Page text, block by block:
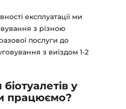
експлуатації ми
з різною
послуги до
з виїздом 1-2
у
працюємо?